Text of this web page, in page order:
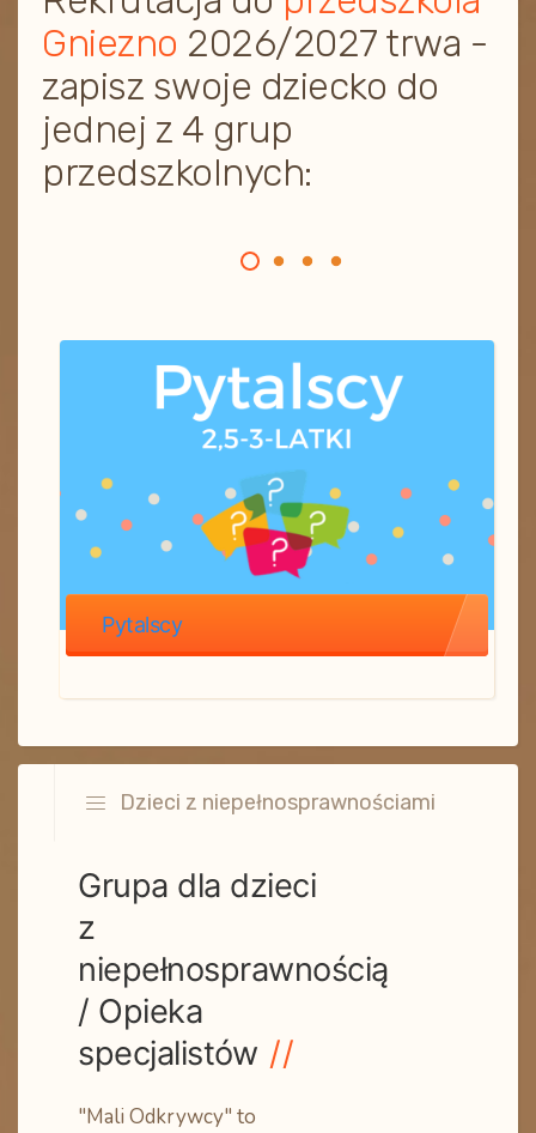
Gniezno 2026/2027 trwa -
zapisz swoje dziecko do
jednej z 4 grup
przedszkolnych:
Pytalscy
Dzieci z niepełnosprawnościami
Grupa dla dzieci
z
niepełnosprawnością
/ Opieka
specjalistów
"Mali Odkrywcy" to